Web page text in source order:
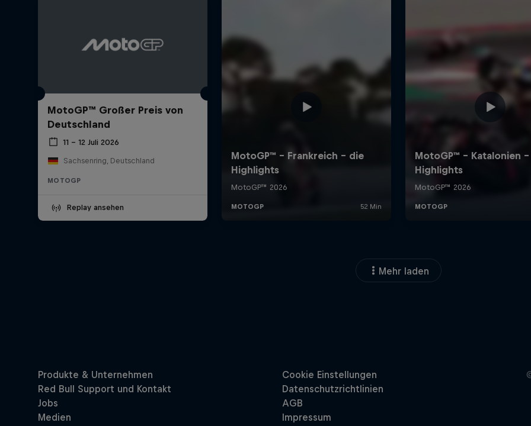
MotoGP™ Großer Preis von
Deutschland
11 – 12 Juli 2026
Sachsenring, Deutschland
MOTOGP
Replay ansehen
Mehr laden